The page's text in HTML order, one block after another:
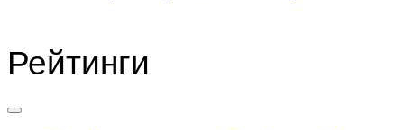
Рейтинги